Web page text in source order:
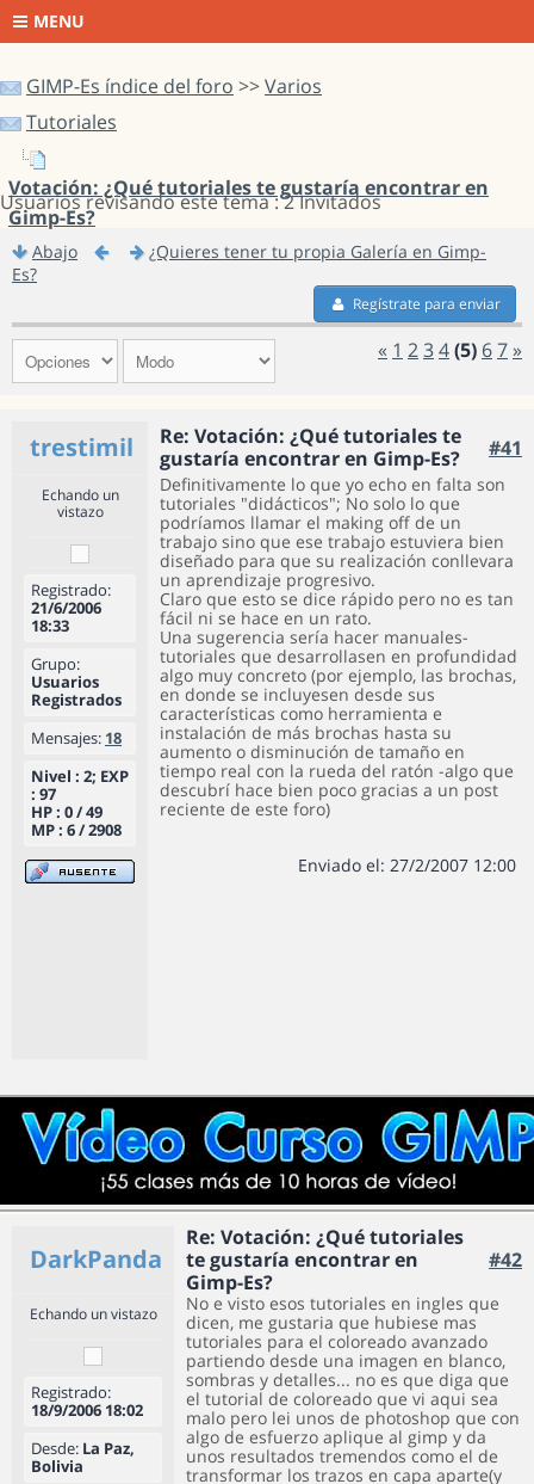
MENU
GIMP-Es índice del foro >>Varios
Tutoriales
Votación: ¿Qué tutoriales te gustaría encontrar en
Gimp-Es?
Usuarios revisando este tema : 2 Invitados
Abajo
¿Quieres tener tu propia Galería en Gimp-
Es?
Regístrate para enviar
« 1 234(5) 67 »
trestimil
Re: Votación: ¿Qué tutoriales te
gustaría encontrar en Gimp-Es?
#41
Echando un
vistazo
Registrado:
21/6/2006
18:33
Grupo:
Usuarios
Registrados
Mensajes: 18
Nivel : 2; EXP
: 97
HP : 0 / 49
MP : 6 / 2908
Definitivamente lo que yo echo en falta son
tutoriales "didácticos"; No solo lo que
podríamos llamar el making off de un
trabajo sino que ese trabajo estuviera bien
diseñado para que su realización conllevara
un aprendizaje progresivo.
Claro que esto se dice rápido pero no es tan
fácil ni se hace en un rato.
Una sugerencia sería hacer manuales-
tutoriales que desarrollasen en profundidad
algo muy concreto (por ejemplo, las brochas,
en donde se incluyesen desde sus
características como herramienta e
instalación de más brochas hasta su
aumento o disminución de tamaño en
tiempo real con la rueda del ratón -algo que
descubrí hace bien poco gracias a un post
reciente de este foro)
Enviado el: 27/2/2007 12:00
DarkPanda
Re: Votación: ¿Qué tutoriales
te gustaría encontrar en
Gimp-Es?
#42
Echando un vistazo
Registrado:
18/9/2006 18:02
Desde: La Paz,
Bolivia
No e visto esos tutoriales en ingles que
dicen, me gustaria que hubiese mas
tutoriales para el coloreado avanzado
partiendo desde una imagen en blanco,
sombras y detalles... no es que diga que
el tutorial de coloreado que vi aqui sea
malo pero lei unos de photoshop que con
algo de esfuerzo aplique al gimp y da
unos resultados tremendos como el de
transformar los trazos en capa aparte(y